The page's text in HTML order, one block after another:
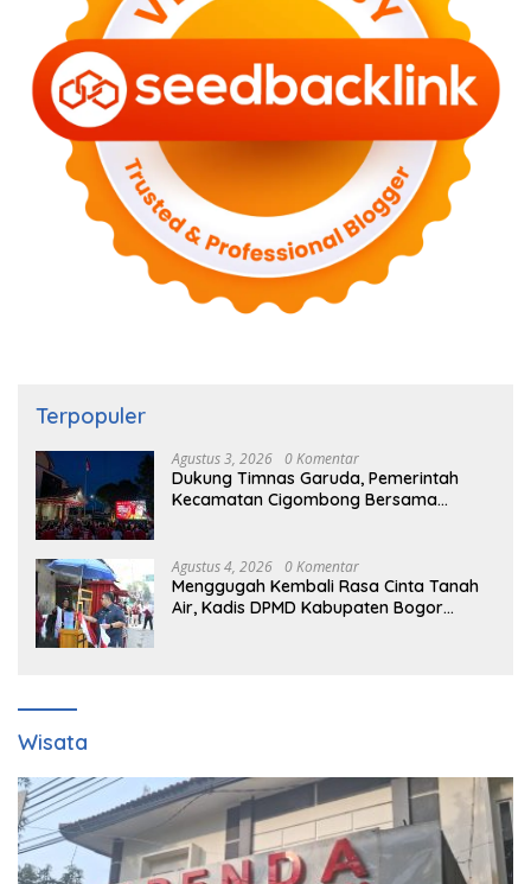
Terpopuler
Agustus 3, 2026 0 Komentar
Dukung Timnas Garuda, Pemerintah
Kecamatan Cigombong Bersama
Agustus 4, 2026 0 Komentar
Menggugah Kembali Rasa Cinta Tanah
Air, Kadis DPMD Kabupaten Bogor
Wisata